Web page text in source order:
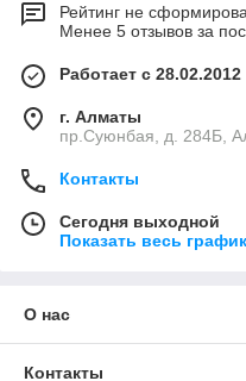
Рейтинг не
Менее 5 отзывов за
Работает с 28.02.2012
г. Алматы
пр.Суюнбая, д. 284Б,
Контакты
Сегодня выходной
Показать весь
О нас
Контакты